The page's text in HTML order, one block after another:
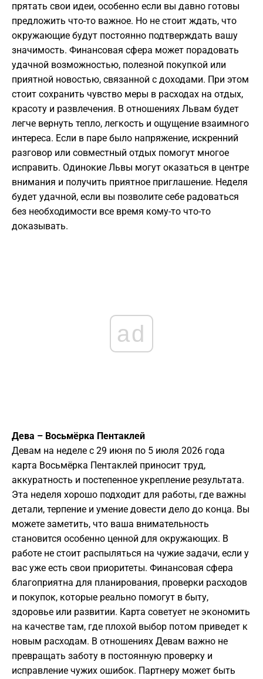
прятать свои идеи, особенно если вы давно готовы
предложить что-то важное. Но не стоит ждать, что
окружающие будут постоянно подтверждать вашу
значимость. Финансовая сфера может порадовать
удачной возможностью, полезной покупкой или
приятной новостью, связанной с доходами. При этом
стоит сохранить чувство меры в расходах на отдых,
красоту и развлечения. В отношениях Львам будет
легче вернуть тепло, легкость и ощущение взаимного
интереса. Если в паре было напряжение, искренний
разговор или совместный отдых помогут многое
исправить. Одинокие Львы могут оказаться в центре
внимания и получить приятное приглашение. Неделя
будет удачной, если вы позволите себе радоваться
без необходимости все время кому-то что-то
доказывать.
ad
Дева – Восьмёрка Пентаклей
Девам на неделе с 29 июня по 5 июля 2026 года
карта Восьмёрка Пентаклей приносит труд,
аккуратность и постепенное укрепление результата.
Эта неделя хорошо подходит для работы, где важны
детали, терпение и умение довести дело до конца. Вы
можете заметить, что ваша внимательность
становится особенно ценной для окружающих. В
работе не стоит распыляться на чужие задачи, если у
вас уже есть свои приоритеты. Финансовая сфера
благоприятна для планирования, проверки расходов
и покупок, которые реально помогут в быту,
здоровье или развитии. Карта советует не экономить
на качестве там, где плохой выбор потом приведет к
новым расходам. В отношениях Девам важно не
превращать заботу в постоянную проверку и
исправление чужих ошибок. Партнеру может быть